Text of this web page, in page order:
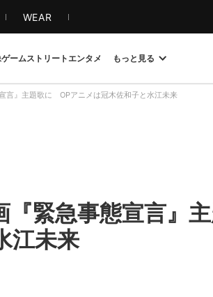
WEAR
ゲームストリート エンタメ もっと見る
言』主題歌に OPアニメは冠木佐和子と水江未来
『緊急事態宣言』
江未来